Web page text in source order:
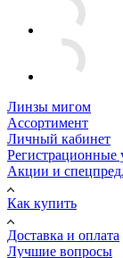
Линзы мигом
Ассортимент
Личный кабинет
Регистрационные
Акции и
Как купить
Доставка и оплата
Лучшие вопросы